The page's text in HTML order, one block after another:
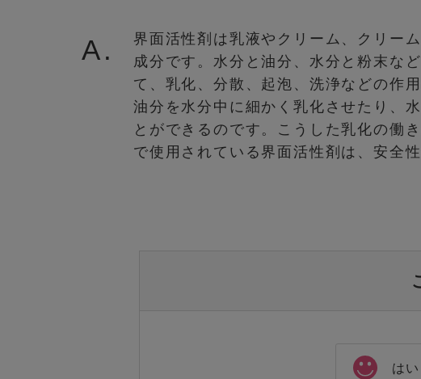
A.
界面活性剤は乳液やクリーム、クリー
成分です。水分と油分、水分と粉末な
て、乳化、分散、起泡、洗浄などの作
油分を水分中に細かく乳化させたり、
とができるのです。こうした乳化の働
で使用されている界面活性剤は、安全
はい